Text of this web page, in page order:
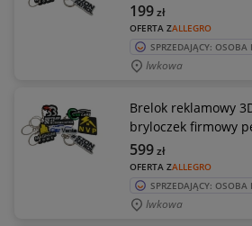
OFERTA ZALLEGRO
199zł
SPRZEDAJĄCY: OSOBA
Iwkowa
Brelok reklamowy
bryloczek firmowy
OFERTA ZALLEGRO
599zł
SPRZEDAJĄCY: OSOBA
Iwkowa